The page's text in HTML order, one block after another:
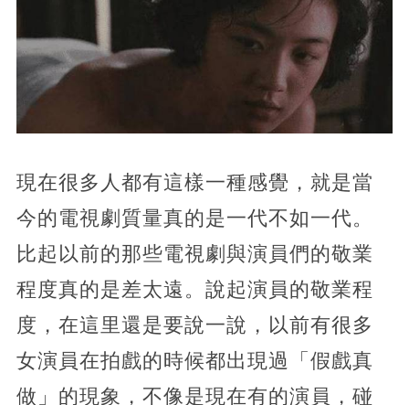
現在很多人都有這樣一種感覺，就是當
今的電視劇質量真的是一代不如一代。
比起以前的那些電視劇與演員們的敬業
程度真的是差太遠。說起演員的敬業程
度，在這里還是要說一說，以前有很多
女演員在拍戲的時候都出現過「假戲真
做」的現象，不像是現在有的演員，碰